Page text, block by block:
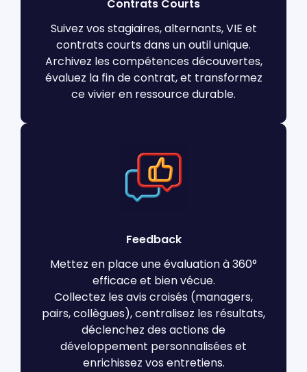
Contrats Courts
Suivez vos stagiaires, alternants, VIE et
contrats courts dans un outil unique.
Archivez les compétences découvertes,
évaluez la fin de contrat, et transformez
ce vivier en ressource durable.
Feedback
Mettez en place une évaluation à 360°
efficace et bien vécue.
Collectez les avis croisés (managers,
pairs, collègues), centralisez les résultats,
déclenchez des actions de
développement personnalisées et
enrichissez vos entretiens.